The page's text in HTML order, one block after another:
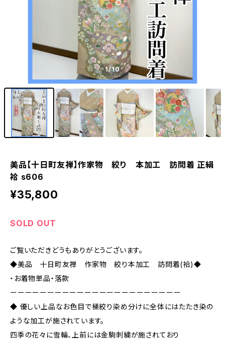
1/10
美品【十日町友禅】作家物 絞り 本加工 訪問着 正絹
袷 s606
¥35,800
SOLD OUT
ご覧いただきどうもありがとうございます。
◆美品 十日町友禅 作家物 絞り本加工 訪問着(袷)◆
・お着物単品・落款
ーーーーーーーーーーーーーーーーーーーーーーー
◆ 優しい上品なお色目で桶絞り染め分けに全体にはたたき染の
ような加工が施されています。
四季の花々に雪輪、上前には金駒刺繍が施されており